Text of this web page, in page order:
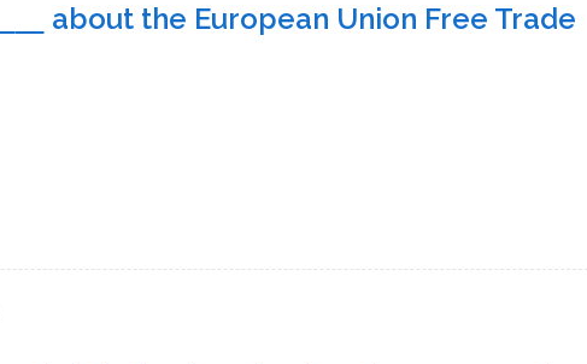
about the European Union Free Trade